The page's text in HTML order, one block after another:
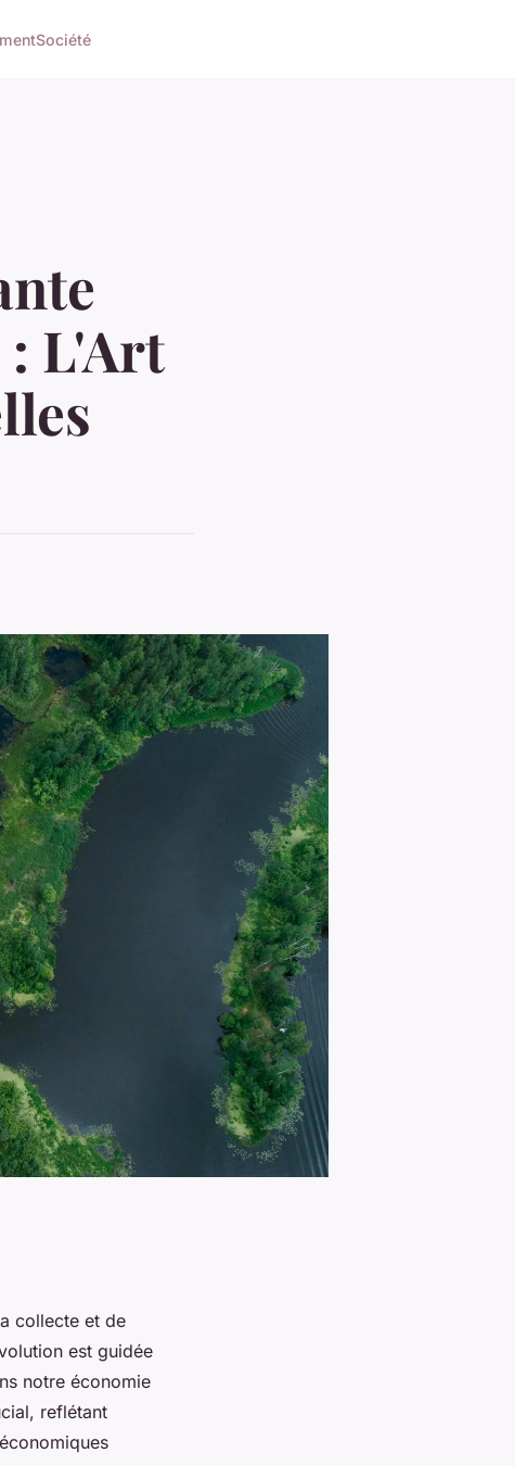
Société
L'Art
collecte et de
est guidée
notre économie
reflétant